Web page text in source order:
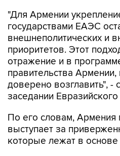
"Для Армении
государствами ЕАЭС
внешнеполитических и
приоритетов. Этот
отражение и в
правительства
доверено возглавить", -
заседании
По его словам, Армения
выступает за
которые лежат в